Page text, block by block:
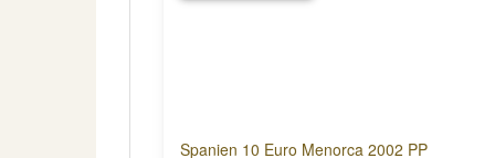
Spanien 10 Euro Menorca 2002 PP